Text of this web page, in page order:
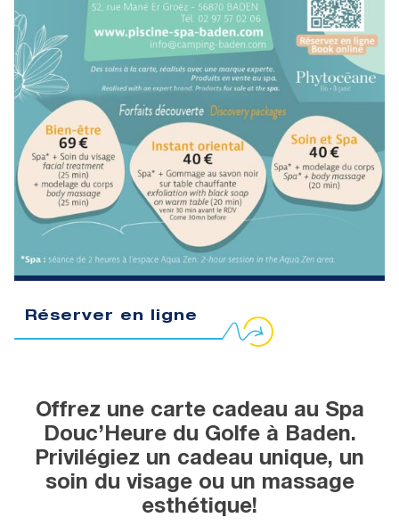
Réserver en ligne
Offrez une carte cadeau au Spa
Douc’Heure du Golfe à Baden.
Privilégiez un cadeau unique, un
soin du visage ou un massage
esthétique!